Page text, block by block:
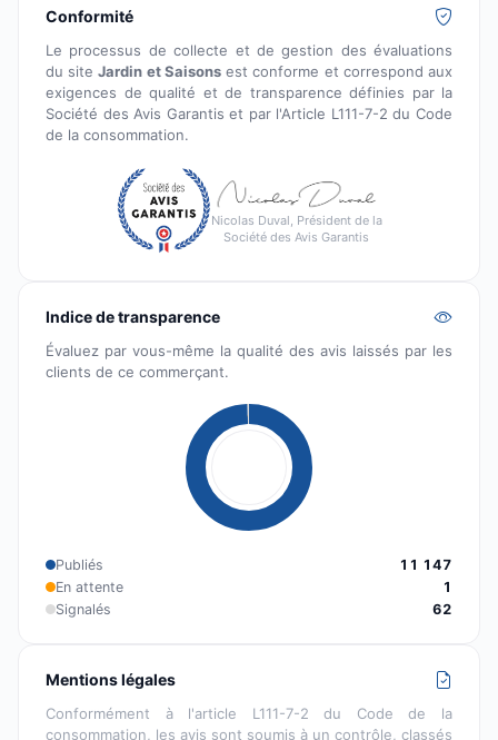
Conformité
Le processus de collecte et de gestion des évaluations
du siteJardin et Saisonsest conforme et correspond aux
exigences de qualité et de transparence définies par la
Société des Avis Garantis et par l'Article L111-7-2 du Code
de la consommation.
Nicolas Duval, Président de la
Société des Avis Garantis
Indice de transparence
Évaluez par vous-même la qualité des avis laissés par les
clients de ce commerçant.
Publiés
11 147
En attente
1
Signalés
62
Mentions légales
Conformément à l'article L111-7-2 du Code de la
consommation, les avis sont soumis à un contrôle, classés